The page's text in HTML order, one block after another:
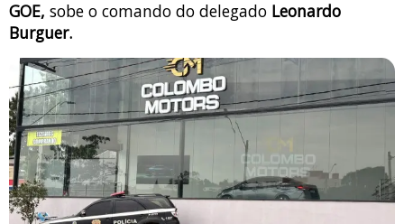
GOE, sobe o comando do delegado Leonardo
Burguer.